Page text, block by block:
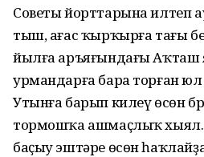
Советы йорттарына илтеп
тыш, ағас ҡырҡырға тағы
йылға аръяғындағы
урмандарға бара торған юл
Утынға барып килеү өсөн
тормошҡа ашмаҫлыҡ хыял.
баҫыу эштәре өсөн